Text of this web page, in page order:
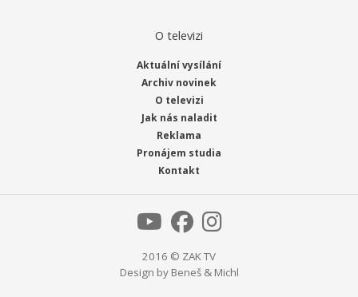
O televizi
Aktuální vysílání
Archiv novinek
O televizi
Jak nás naladit
Reklama
Pronájem studia
Kontakt
2016 © ZAK TV
Design by Beneš & Michl